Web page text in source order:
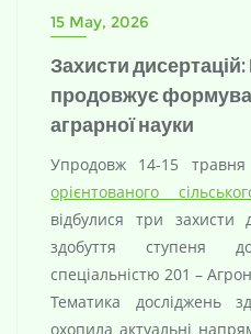
15 May, 2026
Захисти
продовжує
аграрної науки
Упродовж 14-15
орієнтованого
відбулися три захисти
здобуття ступеня
спеціальністю 201 –
Тематика досліджень
охопила актуальні